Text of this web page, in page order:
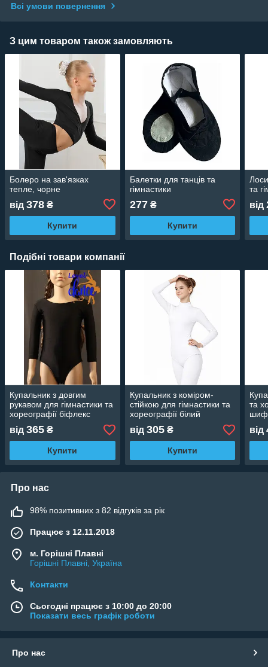
Всі умови повернення
З цим товаром також замовляють
Болеро на зав'язках
тепле, чорне
від 378 ₴
Купити
Балетки для танців та
гімнастики
277₴
Купити
та
від
Подібні товари компанії
Купальник з довгим
рукавом для гімнастики та
хореографії біфлекс
від 365 ₴
Купити
Купальник з коміром-
стійкою для гімнастики та
хореографії білий
від 305₴
Купити
та
від
Про нас
98% позитивних з 82 відгуків за рік
Працює з 12.11.2018
м. Горішні Плавні
Горішні Плавні, Україна
Контакти
Сьогодні працює з 10:00 до 20:00
Показати весь графік роботи
Про нас